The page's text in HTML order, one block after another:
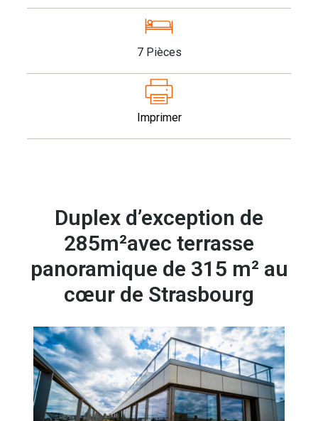
7 Pièces
Imprimer
Duplex d’exception de
285m²avec terrasse
panoramique de 315 m² au
cœur de Strasbourg